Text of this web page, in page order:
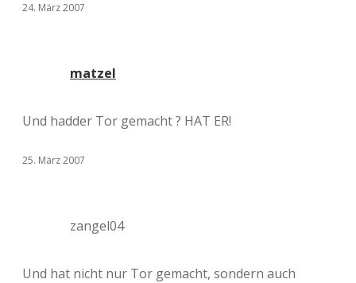
24. März 2007
matzel
Und hadder Tor gemacht ? HAT ER!
25. März 2007
zangel04
Und hat nicht nur Tor gemacht, sondern auch